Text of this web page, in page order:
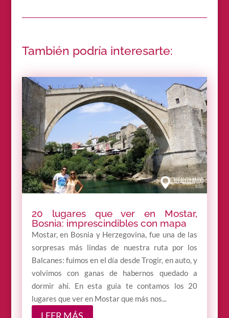
También podría interesarte:
20 lugares que ver en Mostar,
Bosnia: imprescindibles con mapa
Mostar, en Bosnia y Herzegovina, fue una de las
sorpresas más lindas de nuestra ruta por los
Balcanes: fuimos en el día desde Trogir, en auto, y
volvimos con ganas de habernos quedado a
dormir ahí. En esta guía te contamos los 20
lugares que ver en Mostar que más nos...
LEER MÁS